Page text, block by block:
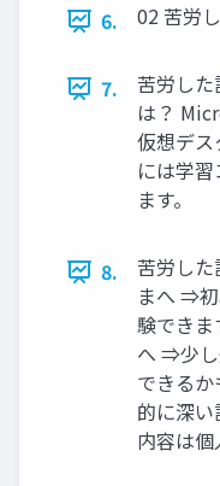
6. 02 苦労
7.
苦労し
は？
仮想デ
には学
ます。
8.
苦労し
まへ ⇒
験できま
へ ⇒少し
できる
的に深
内容は個